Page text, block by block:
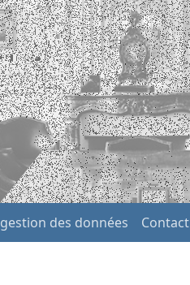
des données Contact